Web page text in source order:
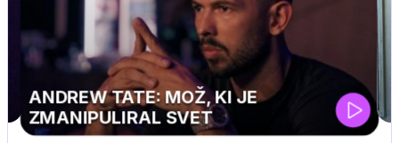
MOJ PRIJATELJ PINGVIN